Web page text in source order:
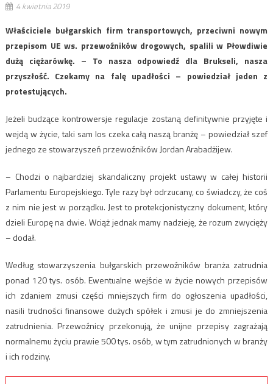
4 kwietnia 2019
Właściciele bułgarskich firm transportowych, przeciwni nowym
przepisom UE ws. przewoźników drogowych, spalili w Płowdiwie
dużą ciężarówkę. – To nasza odpowiedź dla Brukseli, nasza
przyszłość. Czekamy na falę upadłości – powiedział jeden z
protestujących.
Jeżeli budzące kontrowersje regulacje zostaną definitywnie przyjęte i
wejdą w życie, taki sam los czeka całą naszą branżę – powiedział szef
jednego ze stowarzyszeń przewoźników Jordan Arabadżijew.
– Chodzi o najbardziej skandaliczny projekt ustawy w całej historii
Parlamentu Europejskiego. Tyle razy był odrzucany, co świadczy, że coś
z nim nie jest w porządku. Jest to protekcjonistyczny dokument, który
dzieli Europę na dwie. Wciąż jednak mamy nadzieję, że rozum zwycięży
– dodał.
Według stowarzyszenia bułgarskich przewoźników branża zatrudnia
ponad 120 tys. osób. Ewentualne wejście w życie nowych przepisów
ich zdaniem zmusi części mniejszych firm do ogłoszenia upadłości,
nasili trudności finansowe dużych spółek i zmusi je do zmniejszenia
zatrudnienia. Przewoźnicy przekonują, że unijne przepisy zagrażają
normalnemu życiu prawie 500 tys. osób, w tym zatrudnionych w branży
i ich rodziny.